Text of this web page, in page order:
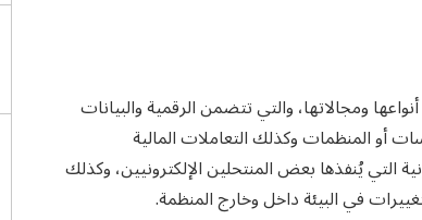
ومجالاتها، والتي تتضمن الرقمية والبيانات
أو المنظمات وكذلك التعاملات المالية
التي يُنفذها بعض المنتحلين الإلكترونيين، وكذلك
في البيئة داخل وخارج المنظمة.